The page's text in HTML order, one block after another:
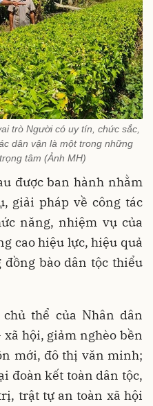
trò Người có uy tín, chức sắc,
dân vận là một trong những
tâm (Ảnh MH)
được ban hành nhằm
giải pháp về công tác
năng, nhiệm vụ của
cao hiệu lực, hiệu quả
bào dân tộc thiểu
thể của Nhân dân
hội, giảm nghèo bền
mới, đô thị văn minh;
đoàn kết toàn dân tộc,
trật tự an toàn xã hội